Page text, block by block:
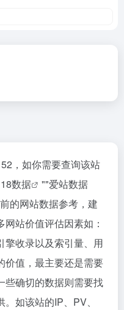
，如你需要查询该站
数据 ""爱站数据
的网站数据参考，建
站价值评估因素如：
擎收录以及索引量、用
价值，最主要还是需要
些确切的数据则需要找
如该站的IP、PV、